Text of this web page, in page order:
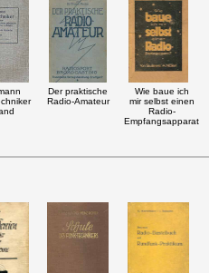
Der praktische
Radio-Amateur
Wie baue ich
mir selbst einen
Radio-
Empfangsapparat